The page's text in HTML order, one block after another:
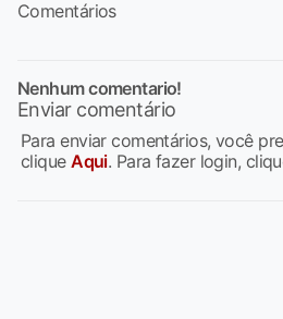
Comentários
Nenhum comentario!
Enviar comentário
Para enviar comentários, você
cliqueAqui. Para fazer login,